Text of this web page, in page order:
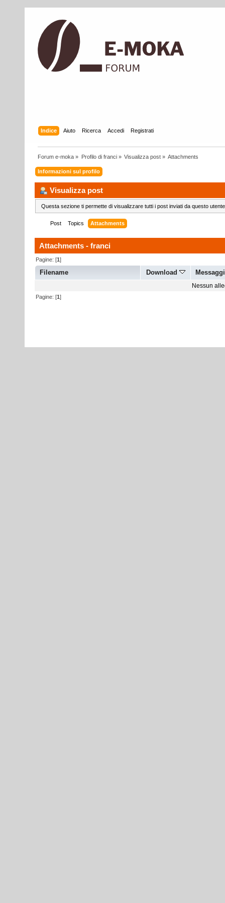
Indice Aiuto Ricerca Accedi Registrati
Forum e-moka » Profilo di franci» Visualizza post» Attachments
Informazioni sul profilo
Visualizza post
Questa sezione ti permette di visualizzare tutti i post inviati da questo
Post Topics Attachments
Attachments - franci
Pagine: [1]
Filename Download
Nessun
Pagine: [1]